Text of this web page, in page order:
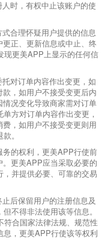
时，有权中止该账户的使
合理怀疑用户提供的信息
正、更新信息或中止、终
现更美APP上显示的任何信
对订单内容作出变更，如
，如用户不接受变更后内
况变化导致商家需对订单
方对订单内容作出变更，
，如用户不接受变更则用
。
的权利，更美APP行使前
更美APP应当采取必要的
并提供必要、可靠的交易
后保留用户的注册信息及
不得非法使用该等信息。
合国家法律法规、规范性
，更美APP行使该等权利